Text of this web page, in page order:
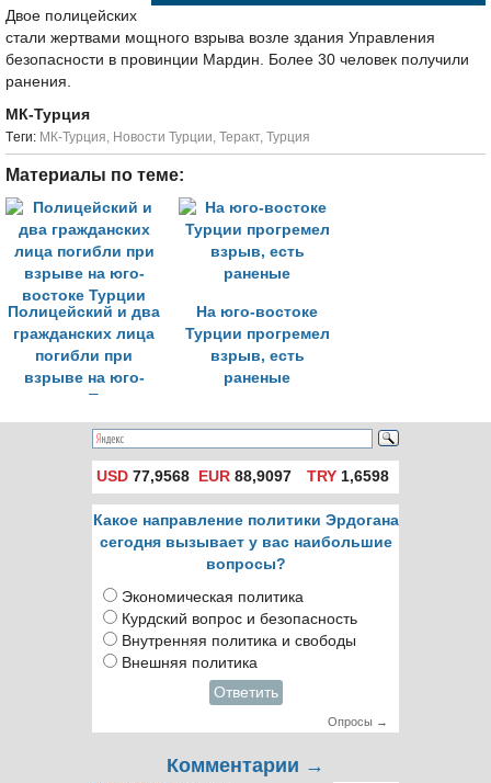
Двое полицейских
стали жертвами мощного взрыва возле здания Управления
безопасности в провинции Мардин. Более 30 человек получили
ранения.
МК-Турция
Tеги: МК-Турция, Новости Турции, Теракт, Турция
Материалы по теме:
Полицейский и два
гражданских лица
погибли при
взрыве на юго-
востоке Турции
На юго-востоке
Турции прогремел
взрыв, есть
раненые
USD 77,9568 EUR 88,9097 TRY1,6598
Какое направление политики Эрдогана
сегодня вызывает у вас наибольшие
вопросы?
Экономическая политика
Курдский вопрос и безопасность
Внутренняя политика и свободы
Внешняя политика
Ответить
Опросы →
Комментарии →